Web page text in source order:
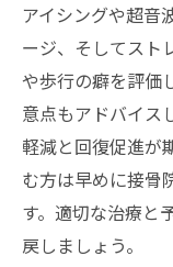
アイシングや超音
ージ、そしてスト
や歩行の癖を評価
意点もアドバイス
軽減と回復促進が
む方は早めに接骨
す。適切な治療と
戻しましょう。